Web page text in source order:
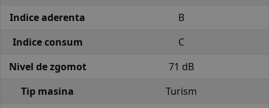
Indice aderenta
B
Indice consum
C
Nivel de zgomot
71 dB
Tip masina
Turism